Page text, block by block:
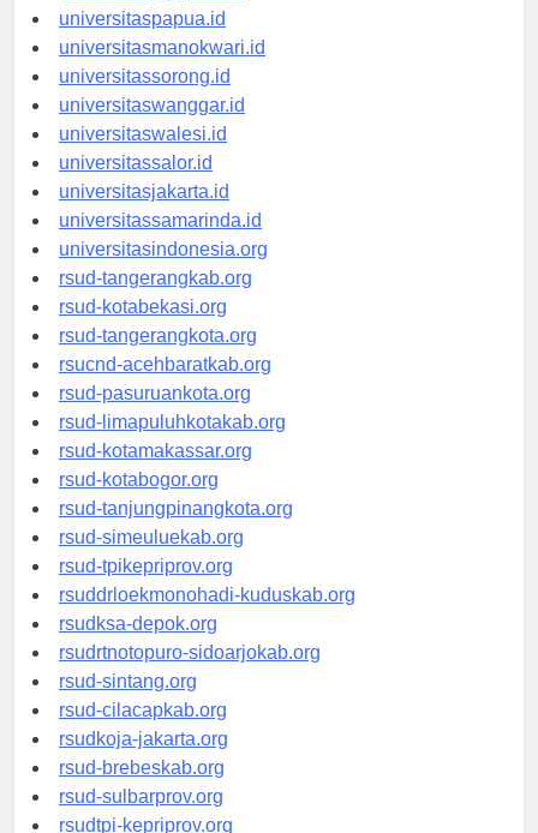
universitasjayapura.id
universitaspapua.id
universitasmanokwari.id
universitassorong.id
universitaswanggar.id
universitaswalesi.id
universitassalor.id
universitasjakarta.id
universitassamarinda.id
universitasindonesia.org
rsud-tangerangkab.org
rsud-kotabekasi.org
rsud-tangerangkota.org
rsucnd-acehbaratkab.org
rsud-pasuruankota.org
rsud-limapuluhkotakab.org
rsud-kotamakassar.org
rsud-kotabogor.org
rsud-tanjungpinangkota.org
rsud-simeuluekab.org
rsud-tpikepriprov.org
rsuddrloekmonohadi-kuduskab.org
rsudksa-depok.org
rsudrtnotopuro-sidoarjokab.org
rsud-sintang.org
rsud-cilacapkab.org
rsudkoja-jakarta.org
rsud-brebeskab.org
rsud-sulbarprov.org